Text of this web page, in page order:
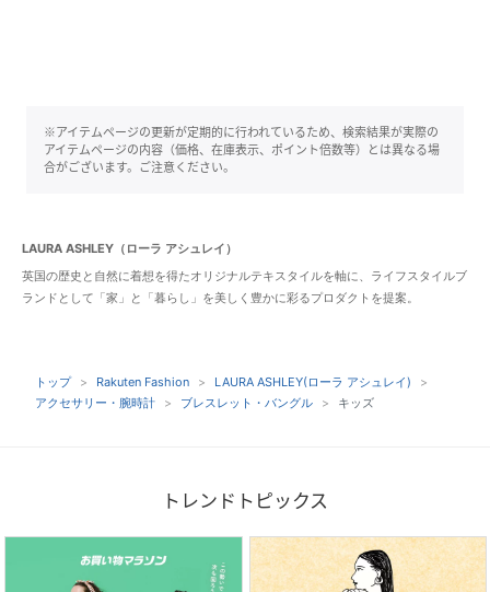
※アイテムページの更新が定期的に行われているため、検索結果が実際の
アイテムページの内容（価格、在庫表示、ポイント倍数等）とは異なる場
合がございます。ご注意ください。
LAURA ASHLEY（ローラ アシュレイ）
英国の歴史と自然に着想を得たオリジナルテキスタイルを軸に、ライフスタイルブ
ランドとして「家」と「暮らし」を美しく豊かに彩るプロダクトを提案。
トップ Rakuten Fashion
LAURA ASHLEY(ローラ アシュレイ)
アクセサリー・腕時計
ブレスレット・バングル キッズ
トレンドトピックス